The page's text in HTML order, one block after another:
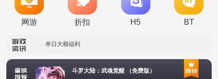
网游 折扣 H5 BT
新区单日助力活动
单日大额福利
斗罗大陆：武魂觉醒 （免费版）